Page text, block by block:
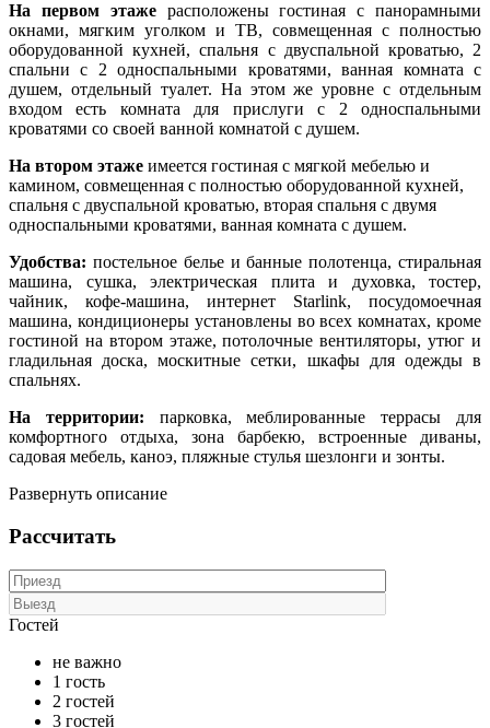
На первом этажерасположены гостиная с панорамными
окнами, мягким уголком и ТВ, совмещенная с полностью
оборудованной кухней, спальня с двуспальной кроватью, 2
спальни с 2 односпальными кроватями, ванная комната с
душем, отдельный туалет. На этом же уровне с отдельным
входом есть комната для прислуги с 2 односпальными
кроватями со своей ванной комнатой с душем.
На втором этаже имеется гостиная с мягкой мебелью и
камином, совмещенная с полностью оборудованной кухней,
спальня с двуспальной кроватью, вторая спальня с двумя
односпальными кроватями, ванная комната с душем.
Удобства: постельное белье и банные полотенца, стиральная
машина, сушка, электрическая плита и духовка, тостер,
чайник, кофе-машина, интернет Starlink, посудомоечная
машина, кондиционеры установлены во всех комнатах, кроме
гостиной на втором этаже, потолочные вентиляторы, утюг и
гладильная доска, москитные сетки, шкафы для одежды в
спальнях.
На территории: парковка, меблированные террасы для
комфортного отдыха, зона барбекю, встроенные диваны,
садовая мебель, каноэ, пляжные стулья шезлонги и зонты.
Развернуть описание
Рассчитать
Гостей
не важно
1 гость
2 гостей
3 гостей